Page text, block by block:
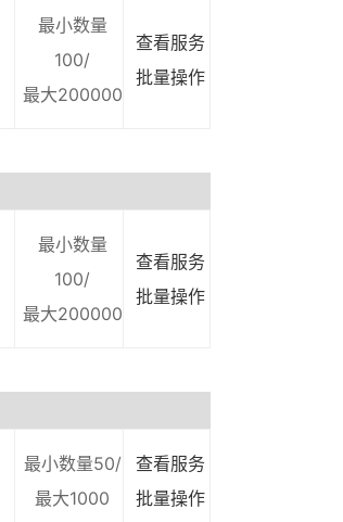
最小数量
100/
最大200000
查看服务
批量操作
最小数量
100/
最大200000
查看服务
批量操作
最小数量50/
最大1000
查看服务
批量操作